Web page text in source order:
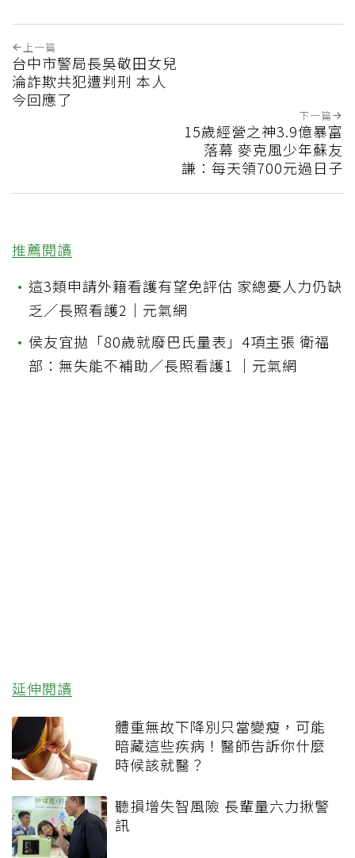
上一篇
台中市警局長吳敬田女兒
淪詐欺共犯遭判刑 本人
今回應了
下一篇
15歲經營之神3.9億暴富
落幕 麥克風少年蘇友
謙：每天領700元過日子
推薦閱讀
• 這3類申請外籍看護有望免評估 家總憂人力仍缺
乏／長照看護2｜元氣網
• 侯友宜拋「80歲就廢巴氏量表」4項主張 衛福
部：無失能不補助／長照看護1 ｜元氣網
延伸閱讀
體重無故下降別只當變瘦，可能
暗藏這些疾病！醫師告訴你什麼
時候該就醫？
聽損增失智風險 長輩量六力揪警
訊